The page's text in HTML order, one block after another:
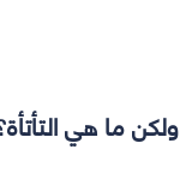
ولكن ما هي